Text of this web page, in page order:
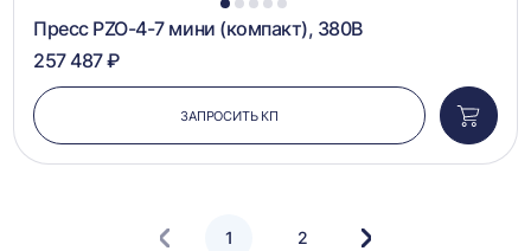
1 2 3 4 5
Пресс PZO-4-7 мини (компакт), 380В
257 487 ₽
ЗАПРОСИТЬ КП
в
1 2
Следующая